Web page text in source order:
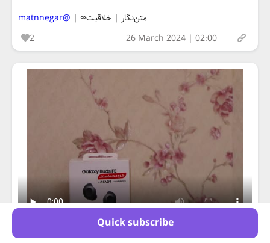
Quick subscribe
متن‌نگار | خلاقیت∞ | @matnnegar
2
26 March 2024 | 02:00